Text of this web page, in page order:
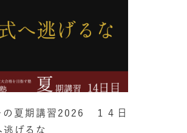
夏期講習2026 １４日
げるな